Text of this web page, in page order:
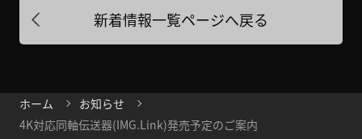
新着情報一覧ページへ戻る
ホーム
お知らせ
4K対応同軸伝送器(IMG.Link)発売予定のご案内